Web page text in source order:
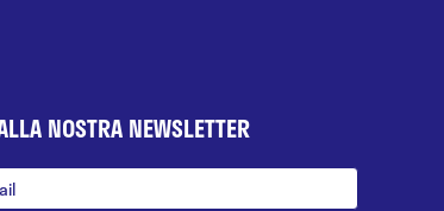
NOSTRA NEWSLETTER